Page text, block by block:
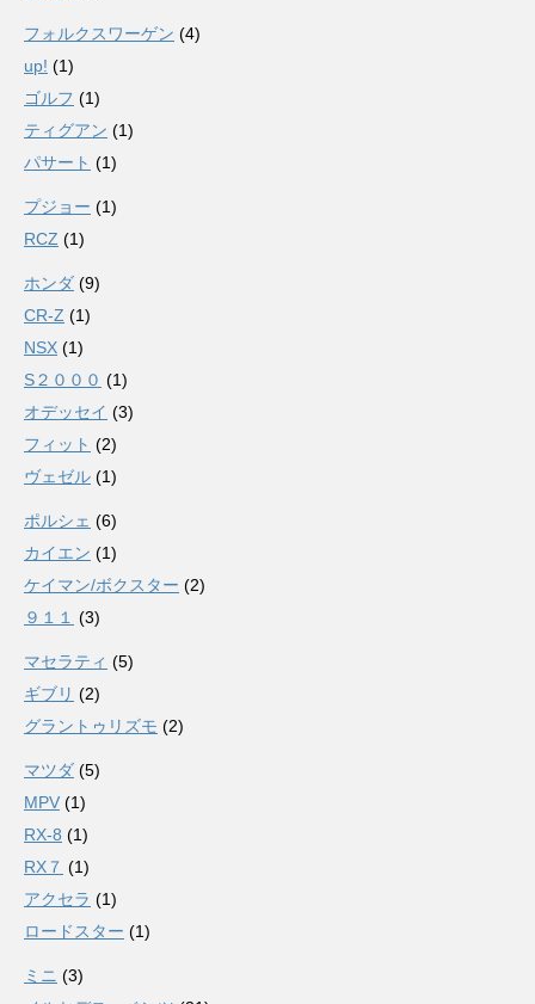
フォルクスワーゲン (4)
up! (1)
ゴルフ (1)
ティグアン (1)
パサート (1)
プジョー (1)
RCZ (1)
ホンダ (9)
CR-Z (1)
NSX (1)
S２０００ (1)
オデッセイ (3)
フィット (2)
ヴェゼル (1)
ポルシェ (6)
カイエン (1)
ケイマン/ボクスター (2)
９１１
(3)
マセラティ (5)
ギブリ (2)
グラントゥリズモ (2)
マツダ (5)
MPV (1)
RX-8 (1)
RX７ (1)
アクセラ (1)
ロードスター (1)
ミニ (3)